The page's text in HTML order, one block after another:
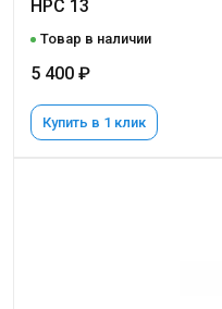
НРС 13
Товар в наличии
5 400 ₽
Купить в 1 клик